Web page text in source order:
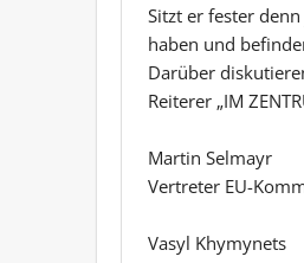
Sitzt er fester
haben und
Darüber
Reiterer „IM
Martin Selmayr
Vertreter EU-
Vasyl Khymynets